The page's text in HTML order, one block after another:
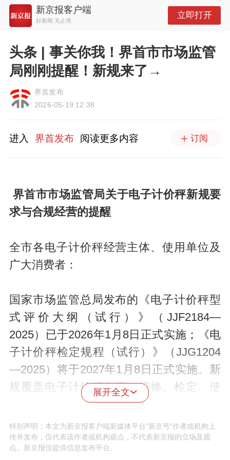
新京报客户端
好新闻 无止境
立即打开
头条 | 事关你我！界首市市场监管
局刚刚提醒！新规来了→
界首发布
2026-05-19 12:38
进入 界首发布 阅读更多内容 订阅
界首市市场监管局关于电子计价秤新规要
求与合规经营的提醒
全市各电子计价秤经营主体、使用单位及
广大消费者：
国家市场监管总局发布的《电子计价秤型
式评价大纲（试行）》（JJF2184—
2025）已于2026年1月8日正式实施；《电
子计价秤检定规程（试行）》（JJG1204
—2025）将于2027年1月8日正式实施。新
规覆盖电子计价秤生产、维修、检定、使
用各环节，强化防作弊与信息可追溯技术
要求，更好维护消费者权益。为确保新规
落地见效，现就有关事项提醒如下：
展开全文
特别声明：本文为新京报客户端新媒体平台"新京号"作者或机构上
传并发布，仅代表该作者或机构观点，不代表新京报的立场及观
点。新京报仅提供信息发布平台。